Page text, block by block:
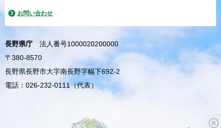
お問い合わせ
長野県庁
法人番号1000020200000
〒380-8570
長野県長野市大字南長野字幅下692-2
電話：026-232-0111（代表）